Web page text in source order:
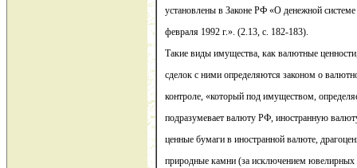
установлены в Законе РФ «О денежной
февраля 1992 г.». (2.13, с. 182-183).
Такие виды имущества, как валютные
сделок с ними определяются законом о
контроле, «который под имуществом,
подразумевает валюту РФ, иностранную
ценные бумаги в иностранной валюте,
природные камни (за исключением ювелирных